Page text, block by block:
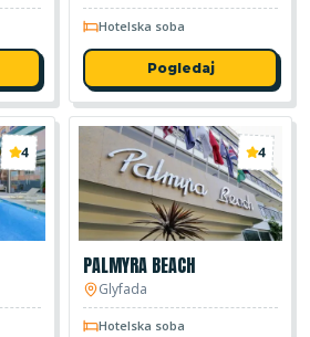
Hotelska soba
Pogledaj
4 4
PALMYRA BEACH
Glyfada
Hotelska soba